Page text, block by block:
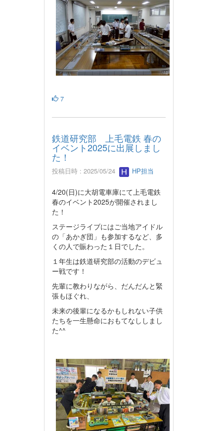
7
鉄道研究部 上毛電鉄 春の
イベント2025に出展しまし
た！
投稿日時 : 2025/05/24 HP担当
4/20(日)に大胡電車庫にて上毛電鉄
春のイベント2025が開催されまし
た！
ステージライブにはご当地アイドル
の「あかぎ団」も参加するなど、多
くの人で賑わった１日でした。
１年生は鉄道研究部の活動のデビュ
ー戦です！
先輩に教わりながら、だんだんと緊
張もほぐれ、
未来の後輩になるかもしれない子供
たちを一生懸命におもてなししまし
た^^